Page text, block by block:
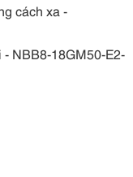
cách xa -
NBB8-18GM50-E2-